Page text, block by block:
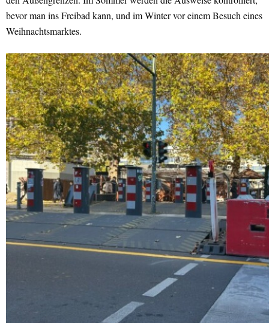
bevor man ins Freibad kann, und im Winter vor einem Besuch eines
Weihnachtsmarktes.